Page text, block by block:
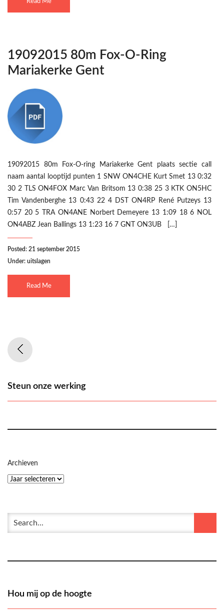
19092015 80m Fox-O-Ring
Mariakerke Gent
19092015 80m Fox-O-ring Mariakerke Gent plaats sectie call
naam aantal looptijd punten 1 SNW ON4CHE Kurt Smet 13 0:32
30 2 TLS ON4FOX Marc Van Britsom 13 0:38 25 3 KTK ON5HC
Tim Vandenberghe 13 0:43 22 4 DST ON4RP René Putzeys 13
0:57 20 5 TRA ON4ANE Norbert Demeyere 13 1:09 18 6 NOL
ON4ABZ Jean Ballings 13 1:23 16 7 GNT ON3UB […]
Posted: 21 september 2015
Under: uitslagen
Read Me
Steun onze werking
Archieven
Hou mij op de hoogte